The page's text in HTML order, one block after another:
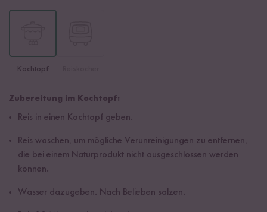
Kochtopf
Zubereitung im Kochtopf:
Reis in einen Kochtopf geben.
Reis waschen, um mögliche Verunreinigungen zu entfernen,
die bei einem Naturprodukt nicht ausgeschlossen werden
können.
Wasser dazugeben. Nach Belieben salzen.